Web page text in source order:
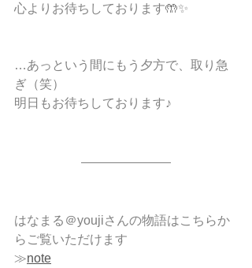
心よりお待ちしております🤲✨
…あっという間にもう夕方で、取り急
ぎ（笑）
明日もお待ちしております♪
はなまる＠youjiさんの物語はこちらか
らご覧いただけます
≫note